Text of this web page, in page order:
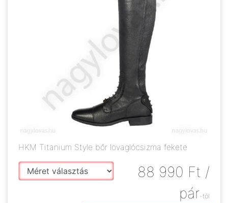
HKM Titanium Style bőr lovaglócsizma fekete
88 990 Ft /
pár-tól